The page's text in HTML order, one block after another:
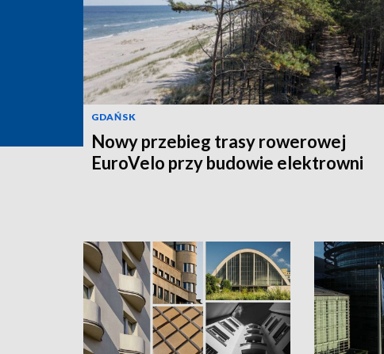
GDAŃSK
Nowy przebieg trasy rowerowej
EuroVelo przy budowie elektrowni